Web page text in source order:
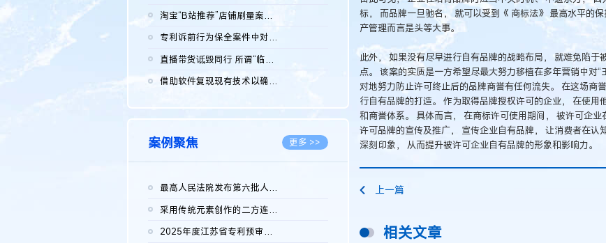
淘宝“B站推荐”店铺刷量案维持原判，两被告连带赔偿150万元
专利诉前行为保全案件中对仿制药申请人曾作出三类声明的考量及违...
直播带货诋毁同行 所谓“临场发挥”不免责
借助软件复现现有技术以确认相关参数特征是否被公开
案例聚焦 更多 >>
最高人民法院发布第六批人民法院种业知识产权司法保护典型案例 含...
采用传统元素创作的二方连续装饰图案作品的独创性及侵权对比认定
2025年度江苏省专利预审典型案例
标， 而品牌一旦驰名， 就可以受到《 商标法》 最高水平的
产管理而言是头等大事。
此外， 如果没有尽早进行自有品牌的战略布局， 就难免陷于
点。 该案的实质是一方希望尽最大努力移植在多年营销中对
对地努力防止许可终止后的品牌商誉有任何流失。 在这场商
行自有品牌的打造。 作为取得品牌授权许可的企业， 在使
和商誉体系。 具体而言， 在商标许可使用期间， 被许可企
许可品牌的宣传及推广， 宣传企业自有品牌， 让消费者在
深刻印象， 从而提升被许可企业自有品牌的形象和影响力。
上一篇
相关文章